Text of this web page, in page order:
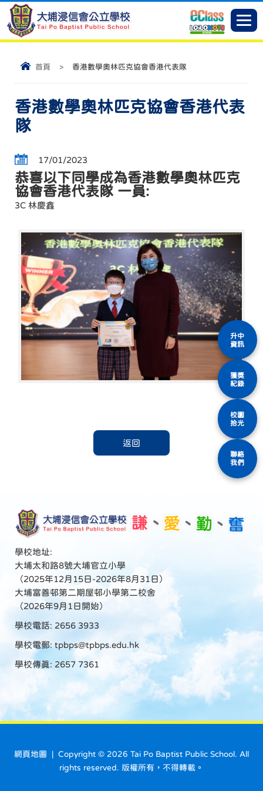
首頁 > 香港數學奧林匹克協會香港代表隊
香港數學奧林匹克協會香港代表
隊
17/01/2023
恭喜以下同學成為香港數學奧林匹克
協會香港代表隊 一員:
3C 林慶鑫
返回
學校地址:
大埔太和路8號大埔官立小學
（2025年12月15日-2026年8月31日）
大埔富善邨第二期屋邨小學第二校舍
（2026年9月1日開始）
學校電話: 2656 3933
學校電郵: tpbps@tpbps.edu.hk
學校傳真: 2657 7361
網頁地圖 | Copyright © 2026 Tai Po Baptist Public School. All
rights reserved. 版權所有，不得轉載。
升中
資訊
獲獎
紀錄
校園
拾光
聯絡
我們